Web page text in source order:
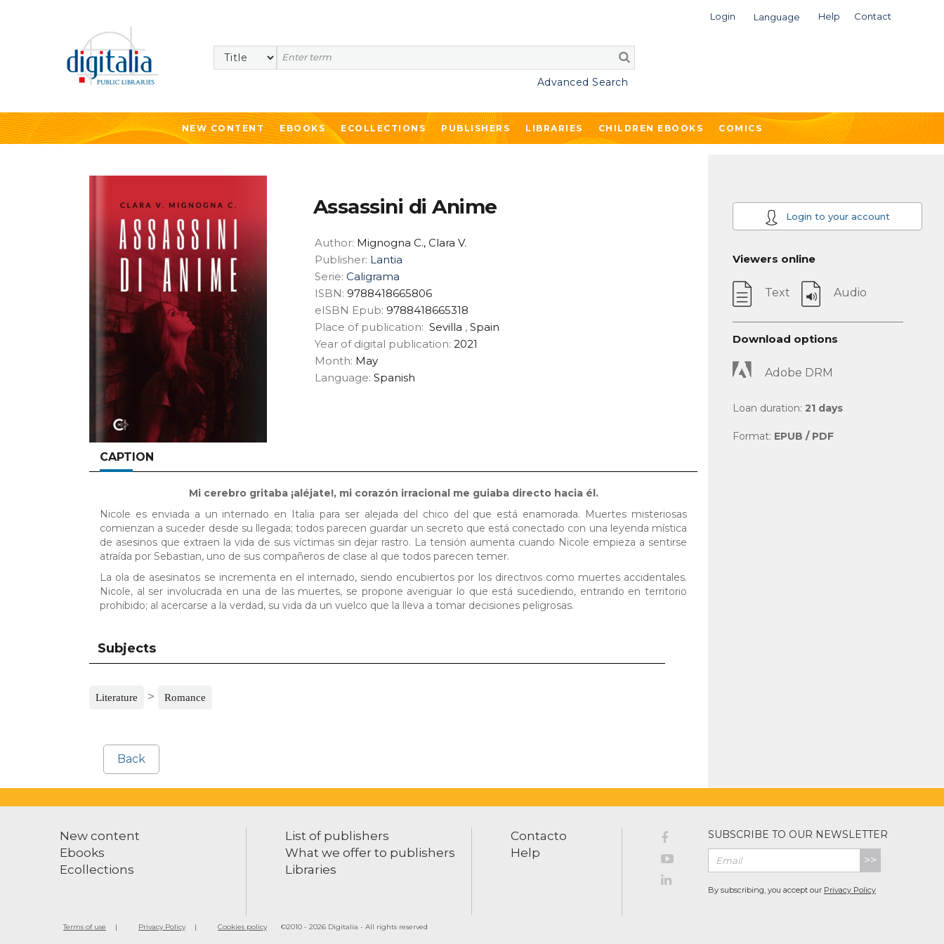
Login Language Help Contact
Search
Advanced Search
NEW CONTENT EBOOKS ECOLLECTIONS PUBLISHERS LIBRARIES CHILDREN EBOOKS COMICS
Assassini di Anime
Author: Mignogna C., Clara V.
Publisher: Lantia
Serie: Caligrama
ISBN: 9788418665806
eISBN Epub: 9788418665318
Place of publication: Sevilla , Spain
Year of digital publication: 2021
Month: May
Language: Spanish
CAPTION
Mi cerebro gritaba ¡aléjate!, mi corazón irracional me guiaba directo hacia él.
Nicole es enviada a un internado en Italia para ser alejada del chico del que está enamorada. Muertes misteriosas
comienzan a suceder desde su llegada; todos parecen guardar un secreto que está conectado con una leyenda mística
de asesinos que extraen la vida de sus víctimas sin dejar rastro. La tensión aumenta cuando Nicole empieza a sentirse
atraída por Sebastian, uno de sus compañeros de clase al que todos parecen temer.
La ola de asesinatos se incrementa en el internado, siendo encubiertos por los directivos como muertes accidentales.
Nicole, al ser involucrada en una de las muertes, se propone averiguar lo que está sucediendo, entrando en territorio
prohibido; al acercarse a la verdad, su vida da un vuelco que la lleva a tomar decisiones peligrosas.
Subjects
Literature > Romance
Back
Login to your account
Viewers online
Text Audio
Download options
Adobe DRM
Loan duration: 21 days
Format: EPUB / PDF
New content
Ebooks
Ecollections
List of publishers
What we offer to publishers
Libraries
Contacto
Help
SUBSCRIBE TO OUR NEWSLETTER
>>
By subscribing, you accept our Privacy Policy
Terms of use Privacy Policy Cookies policy ©2010 - 2026 Digitalia - All rights reserved